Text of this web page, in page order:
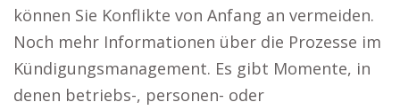
können Sie Konflikte von Anfang an vermeiden.
Noch mehr Informationen über die Prozesse im
Kündigungsmanagement. Es gibt Momente, in
denen betriebs-, personen- oder